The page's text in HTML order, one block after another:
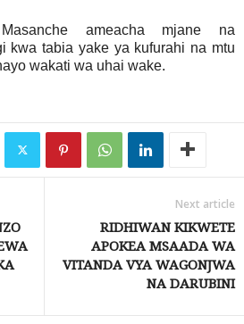
ameacha mjane na
kwa tabia yake ya kufurahi na mtu
wakati wa uhai wake.
Next article
RIDHIWAN KIKWETE
APOKEA MSAADA WA
VITANDA VYA WAGONJWA
NA DARUBINI